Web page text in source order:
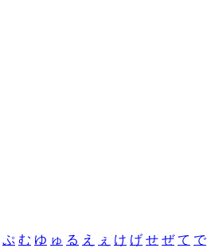
ぷ む ゆ ゅ る え ぇ け げ せ ぜ て で